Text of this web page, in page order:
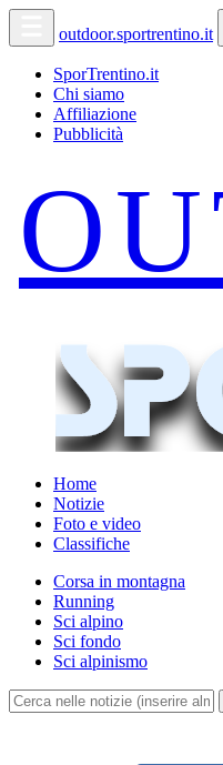
outdoor.sportrentino.it
SporTrentino.it
Chi siamo
Affiliazione
Pubblicità
Home
Notizie
Foto e video
Classifiche
Corsa in montagna
Running
Sci alpino
Sci fondo
Sci alpinismo